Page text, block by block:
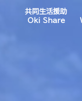
共同生活援助
Oki Share